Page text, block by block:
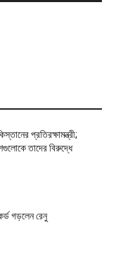
প্রতিরক্ষামন্ত্রী;
তাদের বিরুদ্ধে
গড়লেন রেনু